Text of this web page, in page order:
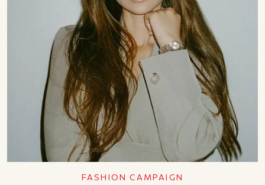
FASHION CAMPAIGN